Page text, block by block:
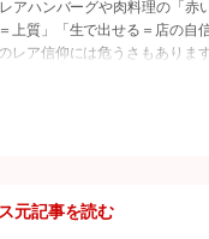
アハンバーグや肉料理の「赤
上質」「生で出せる＝店の自
レア信仰には危うさもありま
元記事を読む